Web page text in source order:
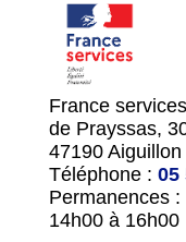
France
de Prayssas,
47190 Aiguillon
Téléphone : 05
Permanences :
14h00 à 16h00